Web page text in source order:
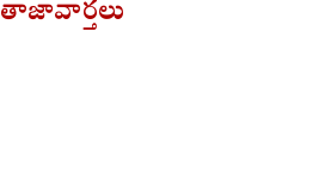
తాజావార్తలు